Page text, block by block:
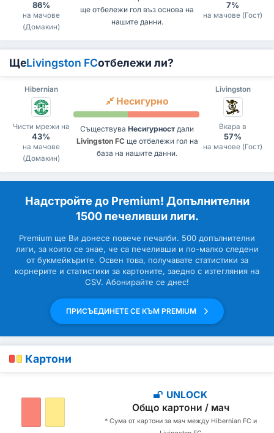
86%
на мачове
(Домакин)
ще отбележи гол въз основа на
нашите данни.
7%
на мачове (Гост)
ЩеLivingston FCотбележи ли?
Hibernian Livingston
Чисти мрежи на
43%
на мачове
(Домакин)
Несигурно
Съществува Несигурност дали
Livingston FCще отбележи гол на
база на нашите данни.
Вкара в
57%
на мачове (Гост)
Надстройте до Premium! Допълнителни
1500 печеливши лиги.
Premium ще Ви донесе повече печалби. 500 допълнителни
лиги, за които се знае, че са печеливши и по-малко следени
от букмейкърите. Освен това, получавате статистики за
корнерите и статистики за картоните, заедно с изтегляния на
CSV. Абонирайте се днес!
ПРИСЪЕДИНЕТЕ СЕ КЪМ PREMIUM
Картони
UNLOCK
Общо картони / мач
* Сума от картони за мач между Hibernian FC и